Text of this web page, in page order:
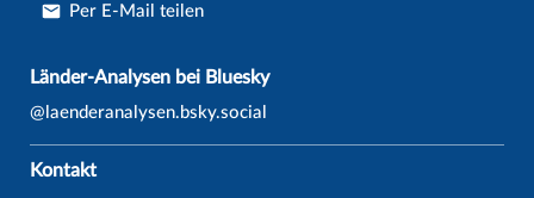
Per E-Mail teilen
Länder-Analysen bei Bluesky
@laenderanalysen.bsky.social
Kontakt